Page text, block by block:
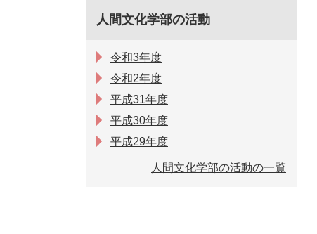
人間文化学部の活動
令和3年度
令和2年度
平成31年度
平成30年度
平成29年度
人間文化学部の活動の一覧